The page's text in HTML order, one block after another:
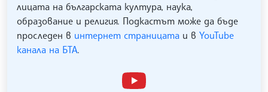
лицата на българската култура, наука,
образование и религия. Подкастът може да бъде
проследен в интернет страницата и в YouTube
канала на БТА.